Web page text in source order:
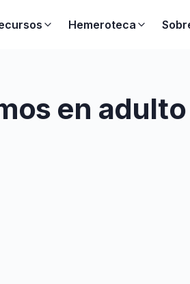
Hemeroteca
en adulto